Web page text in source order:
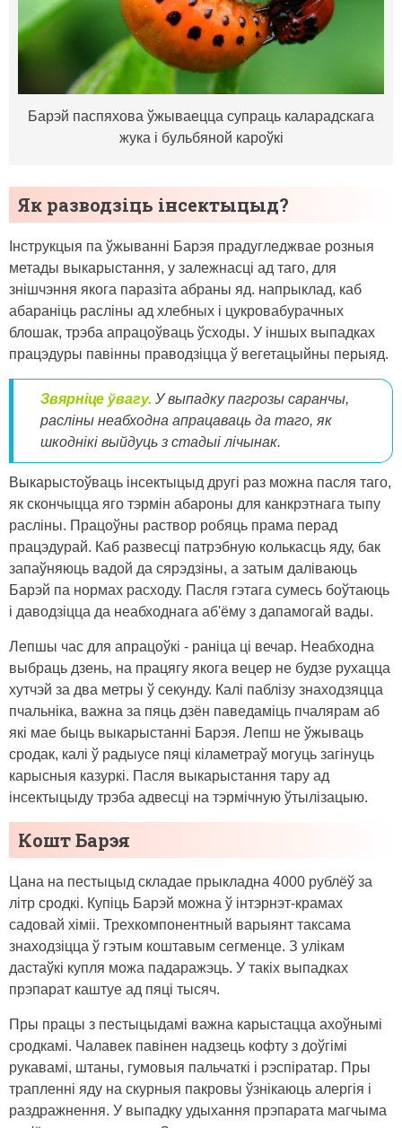
Барэй паспяхова ўжываецца супраць каларадскага
жука і бульбяной кароўкі
Як разводзіць інсектыцыд?
Інструкцыя па ўжыванні Барэя прадугледжвае розныя
метады выкарыстання, у залежнасці ад таго, для
знішчэння якога паразіта абраны яд. напрыклад, каб
абараніць расліны ад хлебных і цукровабурачных
блошак, трэба апрацоўваць ўсходы. У іншых выпадках
працэдуры павінны праводзіцца ў вегетацыйны перыяд.
Звярніце ўвагу. У выпадку пагрозы саранчы,
расліны неабходна апрацаваць да таго, як
шкоднікі выйдуць з стадыі лічынак.
Выкарыстоўваць інсектыцыд другі раз можна пасля таго,
як скончыцца яго тэрмін абароны для канкрэтнага тыпу
расліны. Працоўны раствор робяць прама перад
працэдурай. Каб развесці патрэбную колькасць яду, бак
запаўняюць вадой да сярэдзіны, а затым даліваюць
Барэй па нормах расходу. Пасля гэтага сумесь боўтаюць
і даводзіцца да неабходнага аб'ёму з дапамогай вады.
Лепшы час для апрацоўкі - раніца ці вечар. Неабходна
выбраць дзень, на працягу якога вецер не будзе рухацца
хутчэй за два метры ў секунду. Калі паблізу знаходзяцца
пчальніка, важна за пяць дзён паведаміць пчалярам аб
які мае быць выкарыстанні Барэя. Лепш не ўжываць
сродак, калі ў радыусе пяці кіламетраў могуць загінуць
карысныя казуркі. Пасля выкарыстання тару ад
інсектыцыду трэба адвесці на тэрмічную ўтылізацыю.
Кошт Барэя
Цана на пестыцыд складае прыкладна 4000 рублёў за
літр сродкі. Купіць Барэй можна ў інтэрнэт-крамах
садовай хіміі. Трехкомпонентный варыянт таксама
знаходзіцца ў гэтым коштавым сегменце. З улікам
дастаўкі купля можа падаражэць. У такіх выпадках
прэпарат каштуе ад пяці тысяч.
Пры працы з пестыцыдамі важна карыстацца ахоўнымі
сродкамі. Чалавек павінен надзець кофту з доўгімі
рукавамі, штаны, гумовыя пальчаткі і рэспіратар. Пры
трапленні яду на скурныя пакровы ўзнікаюць алергія і
раздражнення. У выпадку удыхання прэпарата магчыма